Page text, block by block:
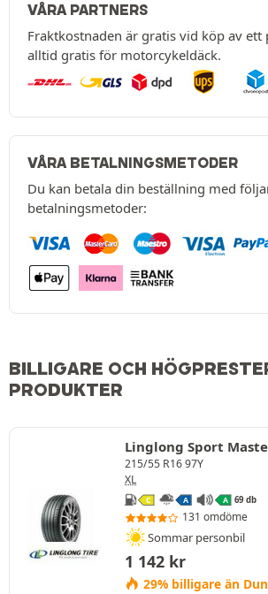
VÅRA PARTNERS
Fraktkostnaden är gratis vid köp av ett
alltid gratis för motorcykeldäck.
VÅRA BETALNINGSMETODER
Du kan betala din beställning med
betalningsmetoder:
BILLIGARE OCH
PRODUKTER
Linglong Sport
215/55 R16 97Y
XL
C A A 69 db
131 omdöme
Sommar personbil
1 142 kr
29% billigare än